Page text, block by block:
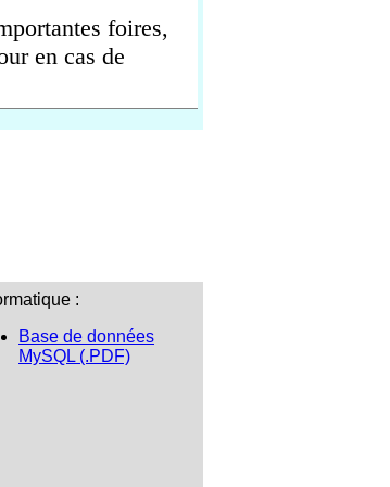
foires,
en cas de
:
Base de données
MySQL (.PDF)